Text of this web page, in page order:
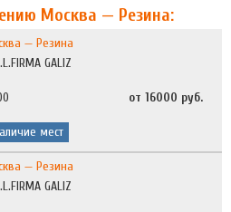
Москва — Резина:
— Резина
GALIZ
от 16000 руб.
мест
— Резина
GALIZ